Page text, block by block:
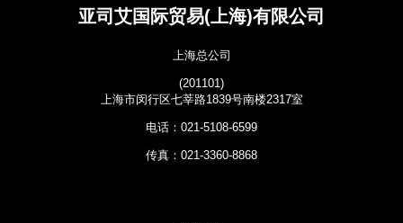
亚司艾国际贸易(上海)有限公司
上海总公司
(201101)
上海市闵行区七莘路1839号南楼2317室
电话：021-5108-6599
传真：021-3360-8868